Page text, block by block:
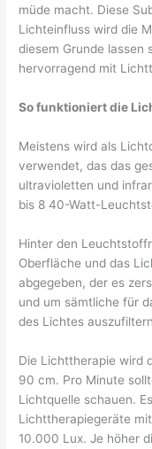
müde macht. Diese
Lichteinfluss wird die
diesem Grunde lassen
hervorragend mit
So funktioniert die
Meistens wird als
verwendet, das das
ultravioletten und
bis 8 40-Watt-
Hinter den
Oberfläche und das
abgegeben, der es
und um sämtliche für
des Lichtes
Die Lichttherapie wird
90 cm. Pro Minute
Lichtquelle schauen.
Lichttherapiegeräte
10.000 Lux. Je höher